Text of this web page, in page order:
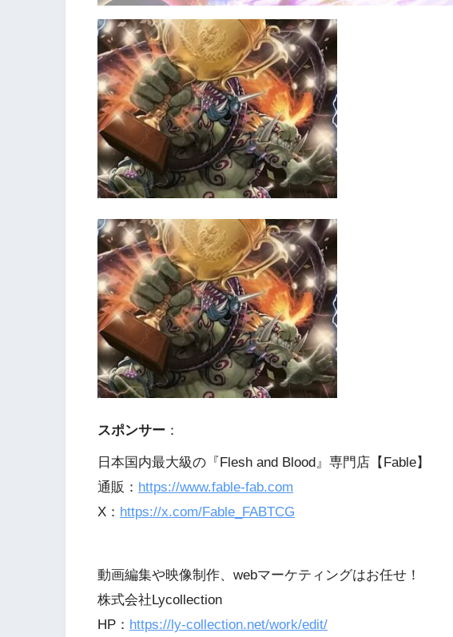
スポンサー ：
日本国内最大級の『Flesh and Blood』専門店【Fable】
通販： https://www.fable-fab.com
X： https://x.com/Fable_FABTCG
動画編集や映像制作、webマーケティングはお任せ！
株式会社Lycollection
HP： https://ly-collection.net/work/edit/